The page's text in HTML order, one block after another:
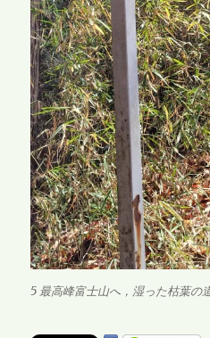
5 最高峰富士山へ，湿った枯葉の